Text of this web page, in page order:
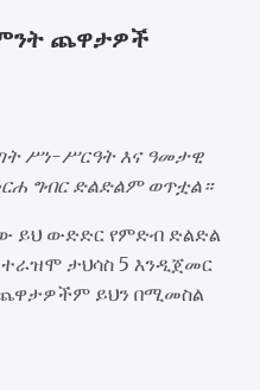
ጨዋታዎች
ሥነ-ሥርዓት እና ዓመታዊ
ግብር ድልድልም ወጥቷል።
ይህ ውድድር የምድብ ድልድል
ታህሳስ 5 እንዲጀመር
ይህን በሚመስል